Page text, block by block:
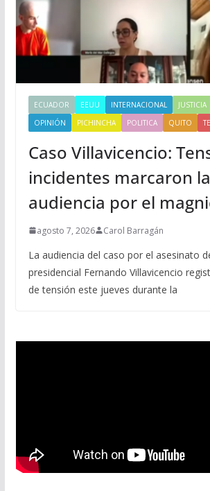
ECUADOR EEUU INTERNACIONAL JUSTICIA
OPINIÓN
PICHINCHA POLITICA QUITO
Caso Villavicencio:
incidentes marcaron la
audiencia por el
agosto 7, 2026 Carol Barragán
La audiencia del caso por el asesinato
presidencial Fernando Villavicencio
de tensión este jueves durante la